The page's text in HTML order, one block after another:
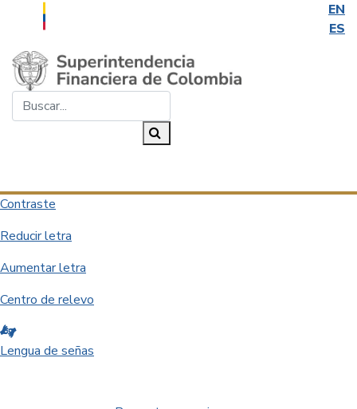
EN
ES
Saltar al contenido principal
Contraste
Reducir letra
Aumentar letra
Centro de relevo
Lengua de señas